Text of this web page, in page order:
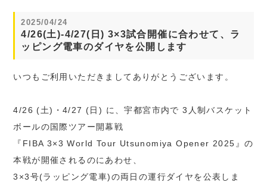
2025/04/24
4/26(土)-4/27(日) 3×3試合開催に合わせて、ラ
ッピング電車のダイヤを公開します
いつもご利用いただきましてありがとうございます。
4/26 (土)・4/27 (日) に、宇都宮市内で 3人制バスケット
ボールの国際ツアー開幕戦
『FIBA 3×3 World Tour Utsunomiya Opener 2025』の
本戦が開催されるのにあわせ、
3×3号(ラッピング電車)の両日の運行ダイヤを公表しま